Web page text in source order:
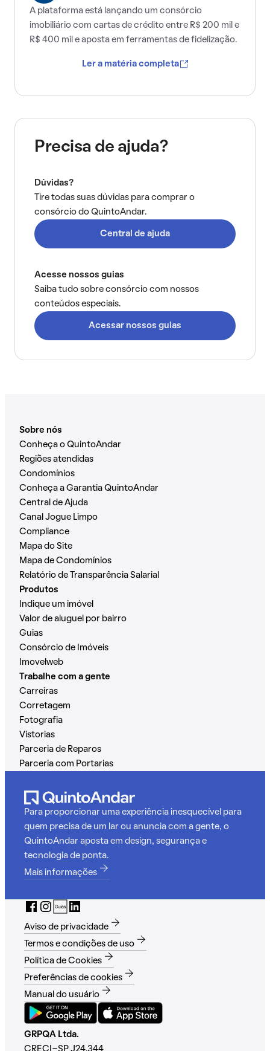
A plataforma está lançando um consórcio
imobiliário com cartas de crédito entre R$ 200 mil e
R$ 400 mil e aposta em ferramentas de fidelização.
Ler a matéria completa
Precisa de ajuda?
Dúvidas?
Tire todas suas dúvidas para comprar o
consórcio do QuintoAndar.
Central de ajuda
Acesse nossos guias
Saiba tudo sobre consórcio com nossos
conteúdos especiais.
Acessar nossos guias
Sobre nós
Conheça o QuintoAndar
Regiões atendidas
Condomínios
Conheça a Garantia QuintoAndar
Central de Ajuda
Canal Jogue Limpo
Compliance
Mapa do Site
Mapa de Condomínios
Relatório de Transparência Salarial
Produtos
Indique um imóvel
Valor de aluguel por bairro
Guias
Consórcio de Imóveis
Imovelweb
Trabalhe com a gente
Carreiras
Corretagem
Fotografia
Vistorias
Parceria de Reparos
Parceria com Portarias
Para proporcionar uma experiência inesquecível para
quem precisa de um lar ou anuncia com a gente, o
QuintoAndar aposta em design, segurança e
tecnologia de ponta.
Mais informações
Aviso de privacidade
Termos e condições de uso
Política de Cookies
Preferências de cookies
Manual do usuário
GRPQA Ltda.